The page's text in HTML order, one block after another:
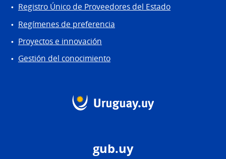
Registro Único de Proveedores del Estado
Regímenes de preferencia
Proyectos e innovación
Gestión del conocimiento
gub.uy